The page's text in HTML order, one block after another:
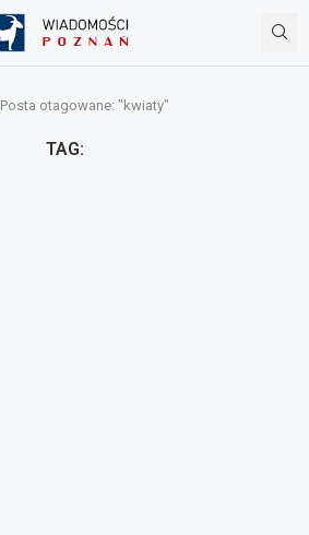
Posta otagowane: "kwiaty"
TAG: